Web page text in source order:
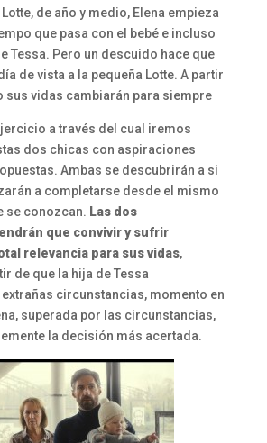
de año y medio, Elena empieza
que pasa con el bebé e incluso
Tessa. Pero un descuido hace que
de vista a la pequeña Lotte. A partir
sus vidas cambiarán para siempre
a través del cual iremos
dos chicas con aspiraciones
Ambas se descubrirán a si
a completarse desde el mismo
se conozcan. Las dos
que convivir y sufrir
relevancia para sus vidas,
de que la hija de Tessa
circunstancias, momento en
superada por las circunstancias,
la decisión más acertada.